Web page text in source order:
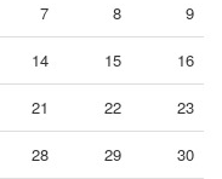
7 8 9
14 15 16
21 22 23
28 29 30